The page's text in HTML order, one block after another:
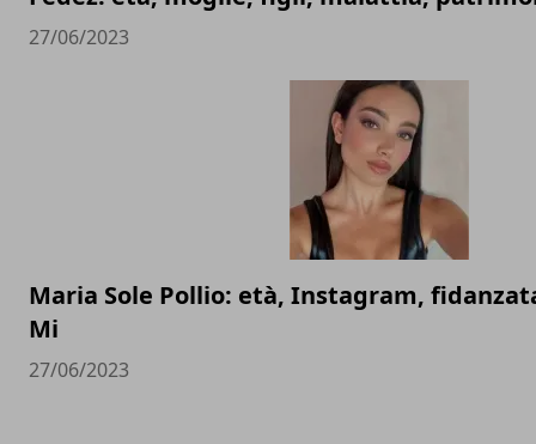
27/06/2023
Maria Sole Pollio: età, Instagram,
Mi
27/06/2023